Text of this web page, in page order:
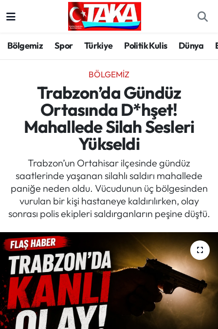
Bölgemiz Spor Türkiye Politik Kulis Dünya
BÖLGEMIZ
Trabzon’da Gündüz
Ortasında D*hşet!
Mahallede Silah Sesleri
Yükseldi
Trabzon’un Ortahisar ilçesinde gündüz
saatlerinde yaşanan silahlı saldırı mahallede
paniğe neden oldu. Vücudunun üç bölgesinden
vurulan bir kişi hastaneye kaldırılırken, olay
sonrası polis ekipleri saldırganların peşine düştü.
Spor
Türkiye
Kültür/Sanat
Politika
Politik Kulis
Dünya
Magazin
Mektup Galeri
Röportaj
Manşet
Köşe Yazıları
Trabzon Hava Durumu
Trabzon Trafik Yoğunluk Haritası
Süper Lig Puan Durumu ve Fikstür
Tüm Manşetler
Son Dakika Haberleri
Haber Arşivi